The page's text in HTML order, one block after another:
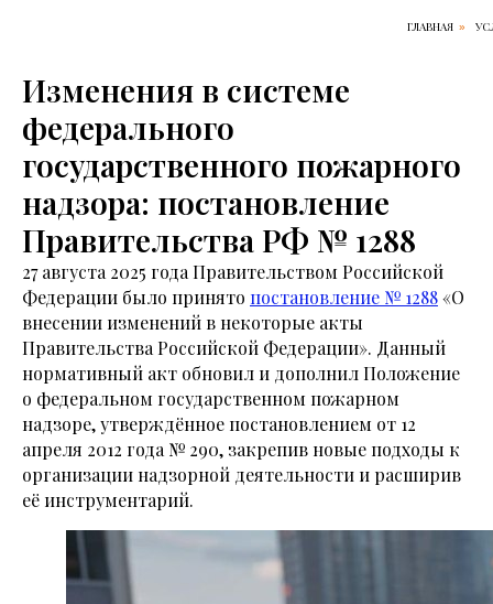
ГЛАВНАЯ »
Изменения в системе
федерального
государственного пожарного
надзора: постановление
Правительства РФ № 1288
27 августа 2025 года Правительством Российской
Федерации было принято постановление № 1288«О
внесении изменений в некоторые акты
Правительства Российской Федерации». Данный
нормативный акт обновил и дополнил Положение
о федеральном государственном пожарном
надзоре, утверждённое постановлением от 12
апреля 2012 года № 290, закрепив новые подходы к
организации надзорной деятельности и расширив
её инструментарий.